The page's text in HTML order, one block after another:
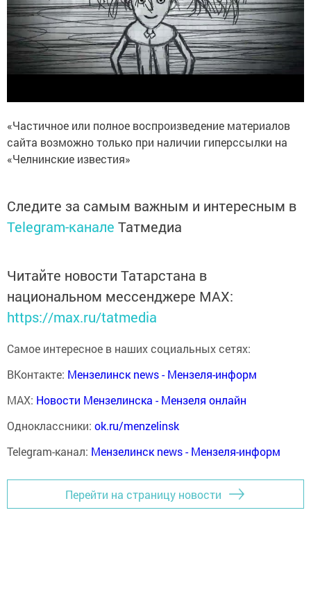
«Частичное или полное воспроизведение материалов
сайта возможно только при наличии гиперссылки на
«Челнинские известия»
Следите за самым важным и интересным в
Telegram-канале Татмедиа
Читайте новости Татарстана в
национальном мессенджере MАХ:
https://max.ru/tatmedia
Самое интересное в наших социальных сетях:
ВКонтакте: Мензелинск news - Мензеля-информ
MAX: Новости Мензелинска - Мензеля онлайн
Одноклассники: ok.ru/menzelinsk
Telegram-канал: Мензелинск news - Мензеля-информ
Перейти на страницу новости